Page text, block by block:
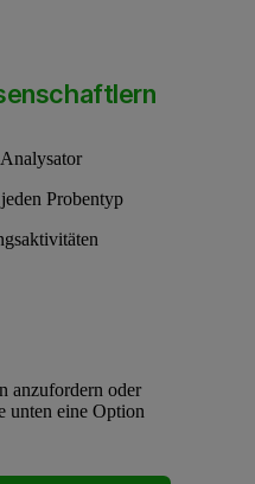
Probentyp
anzufordern oder
unten eine Option